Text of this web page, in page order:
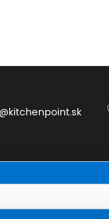
@kitchenpoint.sk